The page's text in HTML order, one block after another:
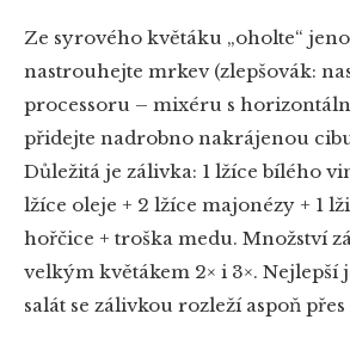
Ze syrového květáku „oholte“
nastrouhejte mrkev (zlepšovák:
processoru – mixéru s
přidejte nadrobno nakrájenou
Důležitá je zálivka: 1 lžíce bílého
lžíce oleje + 2 lžíce majonézy + 1
hořčice + troška medu. Množství
velkým květákem 2× i 3×. Nejlepší
salát se zálivkou rozleží aspoň přes